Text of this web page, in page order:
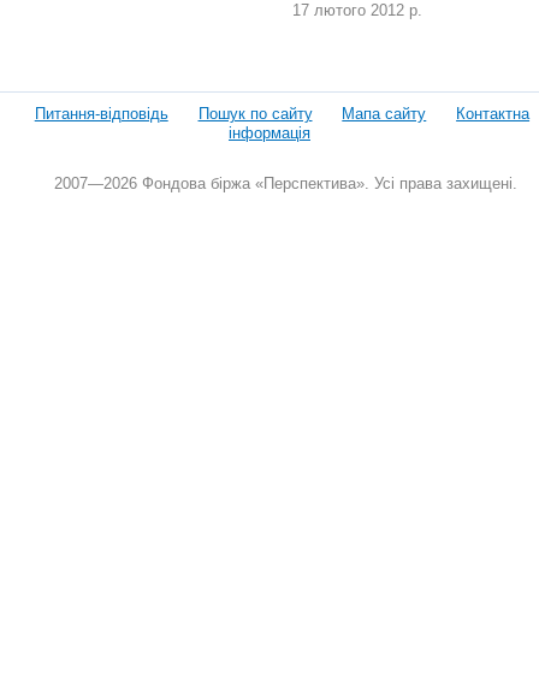
17 лютого 2012 р.
Питання-відповідь Пошук по сайту Мапа сайту
Контактна
інформація
2007—2026 Фондова біржа «Перспектива». Усі права захищені.